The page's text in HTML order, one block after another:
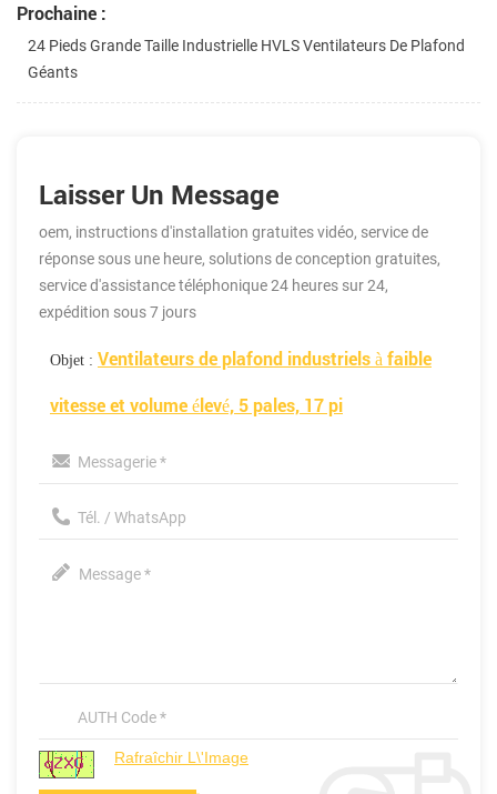
Prochaine :
24 Pieds Grande Taille Industrielle HVLS Ventilateurs De Plafond
Géants
Laisser Un Message
oem, instructions d'installation gratuites vidéo, service de
réponse sous une heure, solutions de conception gratuites,
service d'assistance téléphonique 24 heures sur 24,
expédition sous 7 jours
Objet : Ventilateurs de plafond industriels à faible
vitesse et volume élevé, 5 pales, 17 pi
Rafraîchir L\'image